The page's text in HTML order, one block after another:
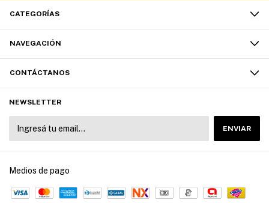
CATEGORÍAS
NAVEGACIÓN
CONTÁCTANOS
NEWSLETTER
Medios de pago